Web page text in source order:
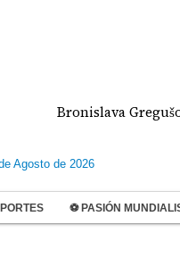
Bronislava Gregušová
Agosto de 2026
⚽ PASIÓN